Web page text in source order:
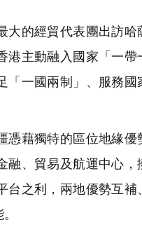
的經貿代表團出訪
主動融入國家「一
「一國兩制」、服務
藉獨特的區位地緣優
、貿易及航運中心
之利，兩地優勢互